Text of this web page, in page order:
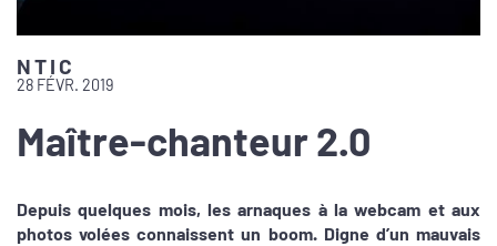
NTIC
28 FÉVR. 2019
Maître-chanteur 2.0
Depuis quelques mois, les arnaques à la webcam et aux
photos volées connaissent un boom. Digne d’un mauvais